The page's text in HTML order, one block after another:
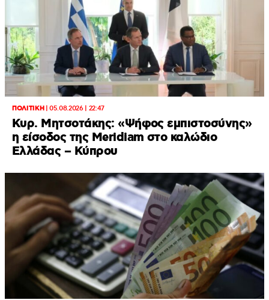
ΠΟΛΙΤΙΚΗ|05.08.2026 | 22:47
Κυρ. Μητσοτάκης: «Ψήφος εμπιστοσύνης»
η είσοδος της Meridiam στο καλώδιο
Ελλάδας – Κύπρου